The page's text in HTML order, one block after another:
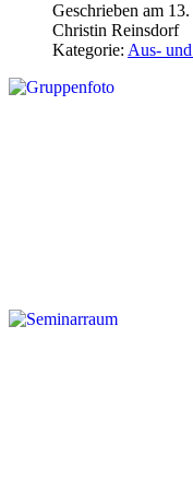
Geschrieben am
Christin Reinsdorf
Kategorie: Aus-